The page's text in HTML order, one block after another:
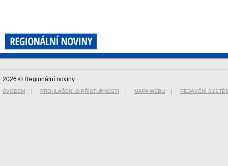
2026 © Regionální noviny
ÚVODEM | PROHLÁŠENÍ O PŘÍSTUPNOSTI | MAPA WEBU | REDAKČNÍ